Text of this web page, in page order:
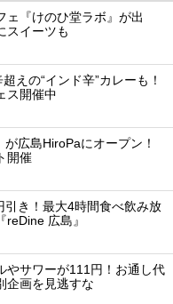
ェ『けのひ堂ラボ』が出
スイーツも
えの“インド辛”カレーも！
ス開催中
広島HiroPaにオープン！
開催
き！最大4時間食べ飲み放
広島』
やサワーが111円！お通し代
企画を見逃すな